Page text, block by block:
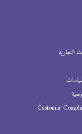
التجارية
Customer